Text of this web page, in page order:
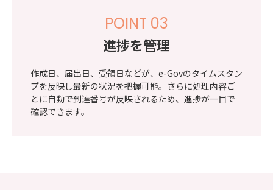
POINT 03
進捗を管理
作成日、届出日、受領日などが、e-Govのタイムスタン
プを反映し最新の状況を把握可能。さらに処理内容ご
とに自動で到達番号が反映されるため、進捗が一目で
確認できます。